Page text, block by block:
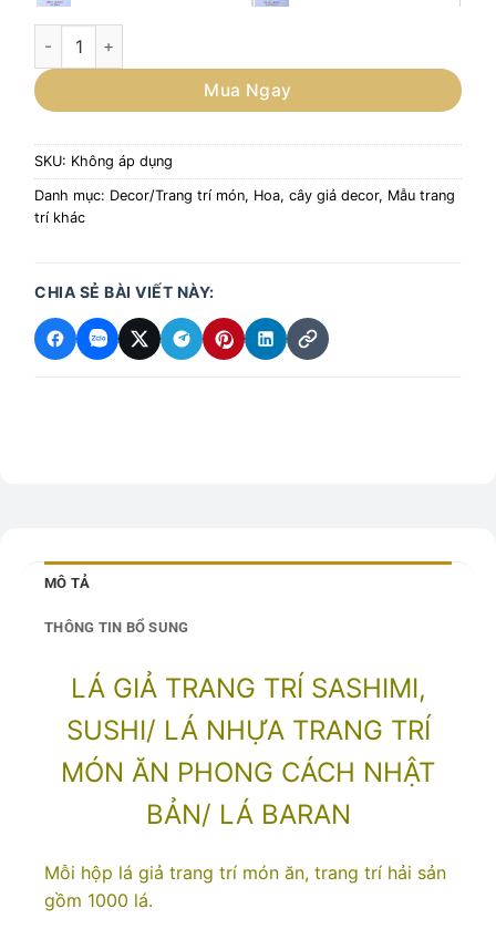
LÁ GIẢ TRANG TRÍ SASHIMI, SUSHI/ LÁ NHỰA TRANG
Mua Ngay
SKU: Không áp dụng
Danh mục: Decor/Trang trí món, Hoa, cây giả decor, Mẫu trang
trí khác
CHIA SẺ BÀI VIẾT NÀY:
MÔ TẢ
THÔNG TIN BỔ SUNG
LÁ GIẢ TRANG TRÍ SASHIMI,
SUSHI/ LÁ NHỰA TRANG TRÍ
MÓN ĂN PHONG CÁCH NHẬT
BẢN/ LÁ BARAN
Mỗi hộp lá giả trang trí món ăn, trang trí hải sản
gồm 1000 lá.